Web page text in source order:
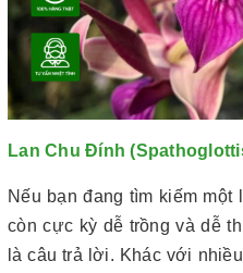
Lan Chu Đính
Nếu bạn đang tìm kiếm
còn cực kỳ dễ trồng và dễ
là câu trả lời. Khác với